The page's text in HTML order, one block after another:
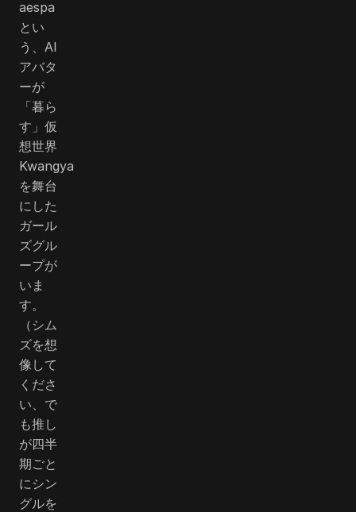
aespa
とい
う、AI
アバタ
ーが
「暮ら
す」仮
想世界
Kwangya
を舞台
にした
ガール
ズグル
ープが
いま
す。
（シム
ズを想
像して
くださ
い、で
も推し
が四半
期ごと
にシン
グルを